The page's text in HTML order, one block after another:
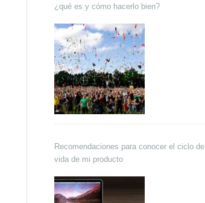
¿qué es y cómo hacerlo bien?
Recomendaciones para conocer el ciclo de
vida de mi producto